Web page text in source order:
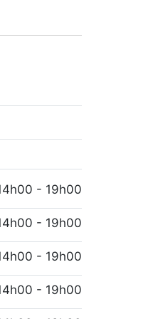
- 19h00
- 19h00
- 19h00
- 19h00